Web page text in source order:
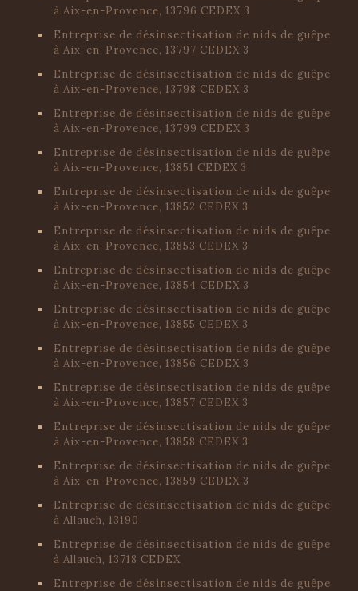
à Aix-en-Provence, 13796 CEDEX 3
Entreprise de désinsectisation de nids de guêpe
à Aix-en-Provence, 13797 CEDEX 3
Entreprise de désinsectisation de nids de guêpe
à Aix-en-Provence, 13798 CEDEX 3
Entreprise de désinsectisation de nids de guêpe
à Aix-en-Provence, 13799 CEDEX 3
Entreprise de désinsectisation de nids de guêpe
à Aix-en-Provence, 13851 CEDEX 3
Entreprise de désinsectisation de nids de guêpe
à Aix-en-Provence, 13852 CEDEX 3
Entreprise de désinsectisation de nids de guêpe
à Aix-en-Provence, 13853 CEDEX 3
Entreprise de désinsectisation de nids de guêpe
à Aix-en-Provence, 13854 CEDEX 3
Entreprise de désinsectisation de nids de guêpe
à Aix-en-Provence, 13855 CEDEX 3
Entreprise de désinsectisation de nids de guêpe
à Aix-en-Provence, 13856 CEDEX 3
Entreprise de désinsectisation de nids de guêpe
à Aix-en-Provence, 13857 CEDEX 3
Entreprise de désinsectisation de nids de guêpe
à Aix-en-Provence, 13858 CEDEX 3
Entreprise de désinsectisation de nids de guêpe
à Aix-en-Provence, 13859 CEDEX 3
Entreprise de désinsectisation de nids de guêpe
à Allauch, 13190
Entreprise de désinsectisation de nids de guêpe
à Allauch, 13718 CEDEX
Entreprise de désinsectisation de nids de guêpe